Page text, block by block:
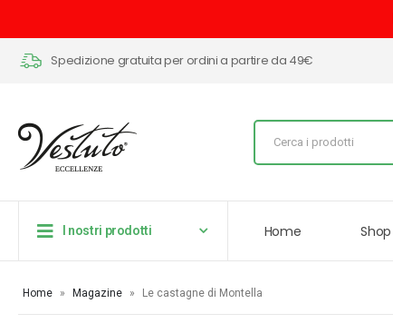
Spedizione gratuita per ordini a partire da 49€
I nostri prodotti Home Shop
Home » Magazine » Le castagne di Montella